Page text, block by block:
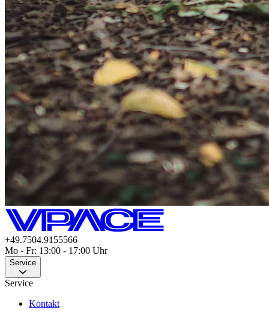
+49.7504.9155566
Mo - Fr: 13:00 - 17:00 Uhr
Service
Service
Kontakt